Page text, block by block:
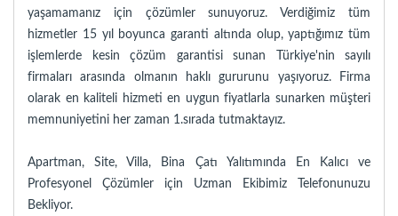
yaşamamanız için çözümler sunuyoruz. Verdiğimiz tüm
hizmetler 15 yıl boyunca garanti altında olup, yaptığımız tüm
işlemlerde kesin çözüm garantisi sunan Türkiye'nin sayılı
firmaları arasında olmanın haklı gururunu yaşıyoruz. Firma
olarak en kaliteli hizmeti en uygun fiyatlarla sunarken müşteri
memnuniyetini her zaman 1.sırada tutmaktayız.
Apartman, Site, Villa, Bina Çatı Yalıtımında En Kalıcı ve
Profesyonel Çözümler için Uzman Ekibimiz Telefonunuzu
Bekliyor.